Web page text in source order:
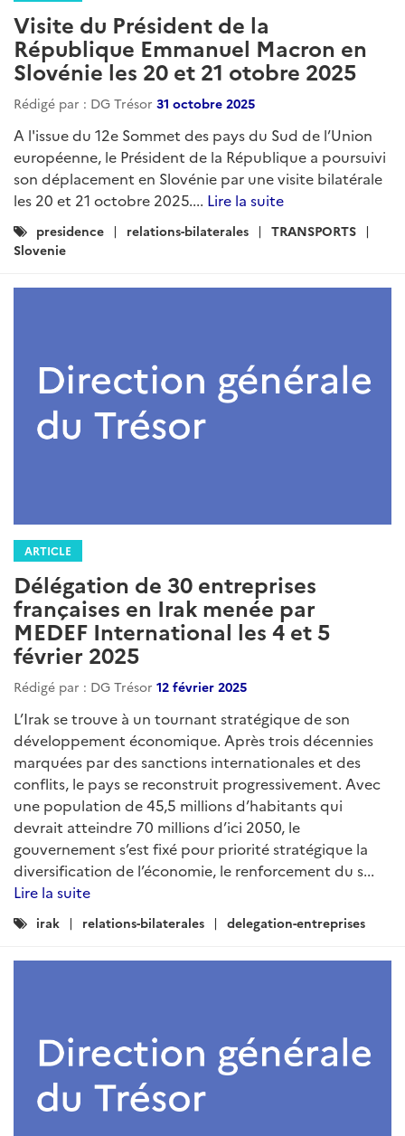
Visite du Président de la
République Emmanuel Macron en
Slovénie les 20 et 21 otobre 2025
Rédigé par : DG Trésor 31 octobre 2025
A l'issue du 12e Sommet des pays du Sud de l’Union
européenne, le Président de la République a poursuivi
son déplacement en Slovénie par une visite bilatérale
les 20 et 21 octobre 2025.... Lire la suite
Catégories
:
presidence relations-bilaterales
TRANSPORTS
Slovenie
ARTICLE
Délégation de 30 entreprises
françaises en Irak menée par
MEDEF International les 4 et 5
février 2025
Rédigé par : DG Trésor 12 février 2025
L’Irak se trouve à un tournant stratégique de son
développement économique. Après trois décennies
marquées par des sanctions internationales et des
conflits, le pays se reconstruit progressivement. Avec
une population de 45,5 millions d’habitants qui
devrait atteindre 70 millions d’ici 2050, le
gouvernement s’est fixé pour priorité stratégique la
diversification de l’économie, le renforcement du s...
Lire la suite
Catégories
irak relations-bilaterales delegation-entreprises